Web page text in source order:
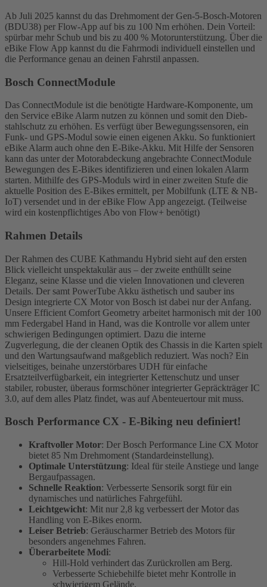
Ab Juli 2025 kannst du das Drehmoment der Gen-5-Bosch-Motoren
(BDU38) per Flow-App auf bis zu 100 Nm erhöhen. Dein Vorteil:
spürbar mehr Schub und bis zu 400 % Motorunterstützung. Über die
eBike Flow App kannst du die Fahrmodi individuell einstellen und
die Performance genau an deinen Fahrstil anpassen.
Bosch ConnectModule
Das ConnectModule ist die benötigte Hardware-Komponente, um
den Service eBike Alarm nutzen zu können und somit den Dieb­
stahl­schutz zu erhöhen. Es verfügt über Bewegungssensoren, ein
Funk- und GPS-Modul sowie einen eigenen Akku. So funktioniert
eBike Alarm auch ohne den E-Bike-Akku. Mit Hilfe der Sensoren
kann das unter der Motorabdeckung angebrachte ConnectModule
Bewegungen des E-Bikes identifizieren und einen lokalen Alarm
starten. Mithilfe des GPS-Moduls wird in einer zweiten Stufe die
aktuelle Position des E-Bikes ermittelt, per Mobilfunk (LTE & NB-
IoT) versendet und in der eBike Flow App angezeigt. (Teilweise
wird ein kostenpflichtiges Abo von Flow+ benötigt)
Rahmen Details
Der Rahmen des CUBE Kathmandu Hybrid sieht auf den ersten
Blick vielleicht unspektakulär aus – der zweite enthüllt seine
Eleganz, seine Klasse und die vielen Innovationen und cleveren
Details. Der samt PowerTube Akku ästhetisch und sauber ins
Design integrierte CX Motor von Bosch ist dabei nur der Anfang.
Unsere Efficient Comfort Geometry arbeitet harmonisch mit der 100
mm Federgabel Hand in Hand, was die Kontrolle vor allem unter
schwierigen Bedingungen optimiert. Dazu die interne
Zugverlegung, die der cleanen Optik des Chassis in die Karten spielt
und den Wartungsaufwand maßgeblich reduziert. Was noch? Ein
vielseitiges, beinahe unzerstörbares UDH für einfache
Ersatzteilverfügbarkeit, ein integrierter Kettenschutz und unser
stabiler, robuster, überaus formschöner integrierter Gepräckträger IC
3.0, auf dem alles Platz findet, was auf Abenteuertour mit muss.
Bosch Performance CX - E-Biking neu definiert!
Kraftvoller Motor: Der Bosch Performance Line CX Motor
bietet 85 Nm Drehmoment (Standardeinstellung).
Optimale Unterstützung: Ideal für steile Anstiege und lange
Bergaufpassagen.
Schnelle Reaktion: Verbesserte Sensorik sorgt für ein
dynamisches und natürliches Fahrgefühl.
Leichtgewicht: Mit nur 2,8 kg verbessert der Motor das
Handling von E-Bikes enorm.
Leiser Betrieb: Geräuscharmer Betrieb des Motors für
besonders angenehmes Fahren.
Überarbeitete Modi:
Hill-Hold verhindert das Zurückrollen am Berg.
Verbesserte Schiebehilfe bietet mehr Kontrolle in
schwierigem Gelände.